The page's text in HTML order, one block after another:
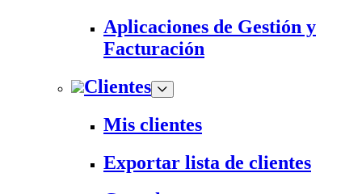
Aplicaciones de Gestión y
Facturación
Clientes
Mis clientes
Exportar lista de clientes